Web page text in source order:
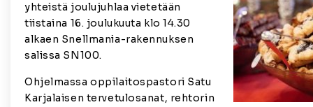
yhteistä joulujuhlaa vietetään
tiistaina 16. joulukuuta klo 14.30
alkaen Snellmania-rakennuksen
salissa SN100.
Ohjelmassa oppilaitospastori Satu
Karjalaisen tervetulosanat, rehtorin